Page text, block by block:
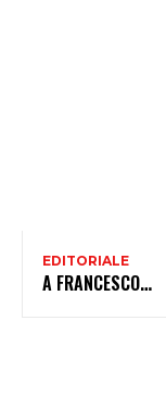
EDITORIALE
A FRANCESCO…